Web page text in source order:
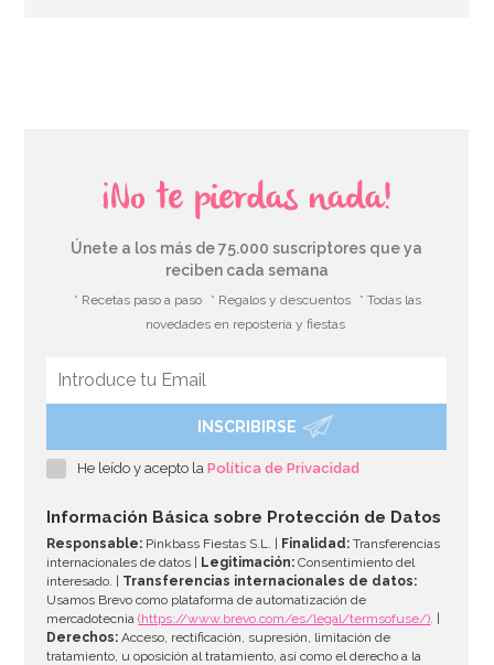
Vela de Cumpleaños Branch 2D Trolls
AÑADIR
¡No te pierdas nada!
Únete a los más de 75.000 suscriptores que ya
reciben cada semana
* Recetas paso a paso * Regalos y descuentos
* Todas las
novedades en repostería y fiestas
INSCRIBIRSE
He leído y acepto laPolítica de Privacidad
Información Básica sobre Protección de Datos
Responsable: Pinkbass Fiestas S.L. | Finalidad: Transferencias
internacionales de datos |
Legitimación: Consentimiento del
interesado. | Transferencias internacionales de datos:
Usamos Brevo como plataforma de automatización de
mercadotecnia(https://www.brevo.com/es/legal/termsofuse/). |
Derechos: Acceso, rectificación, supresión, limitación de
tratamiento, u oposición al tratamiento, así como el derecho a la